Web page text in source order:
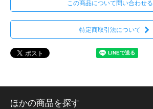
この商品について問い合わせる
特定商取引法について
ほかの商品を探す